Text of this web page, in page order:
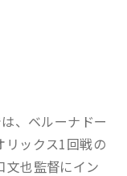
、ベルーナドー
ックス1回戦の
文也監督にイン